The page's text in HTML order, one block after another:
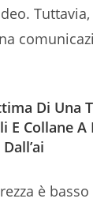
Di Una
E Collane A
è